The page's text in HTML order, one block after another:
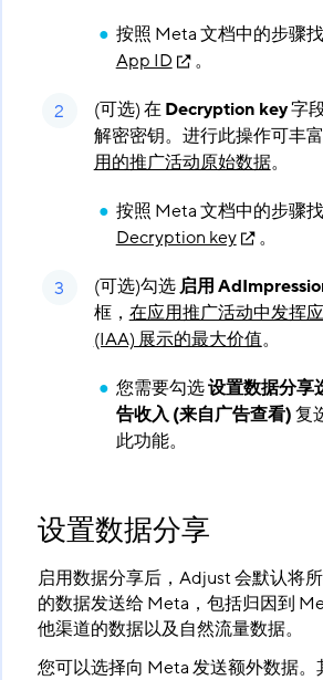
按照 Meta 文档中的步骤
App ID
。
(可选) 在Decryption key字
解密密钥。进行此操作可丰
用的推广活动原始数据。
按照 Meta 文档中的步骤
Decryption key
。
(可选)勾选启用
框，在应用推广活动中发挥
(IAA) 展示的最大价值。
您需要勾选设置数据分享
告收入 (来自广告查看) 复
此功能。
设置数据分享
启用数据分享后，Adjust 会默认将
的数据发送给 Meta，包括归因到
他渠道的数据以及自然流量数据。
您可以选择向 Meta 发送额外数据。